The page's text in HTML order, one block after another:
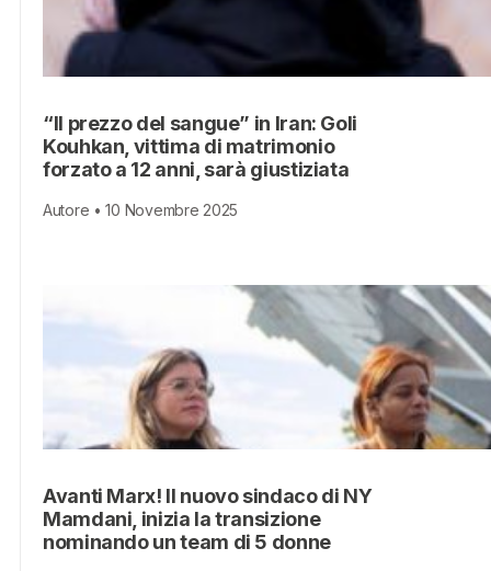
“Il prezzo del sangue” in Iran: Goli
Kouhkan, vittima di matrimonio
forzato a 12 anni, sarà giustiziata
Autore • 10 Novembre 2025
Avanti Marx! Il nuovo sindaco di NY
Mamdani, inizia la transizione
nominando un team di 5 donne